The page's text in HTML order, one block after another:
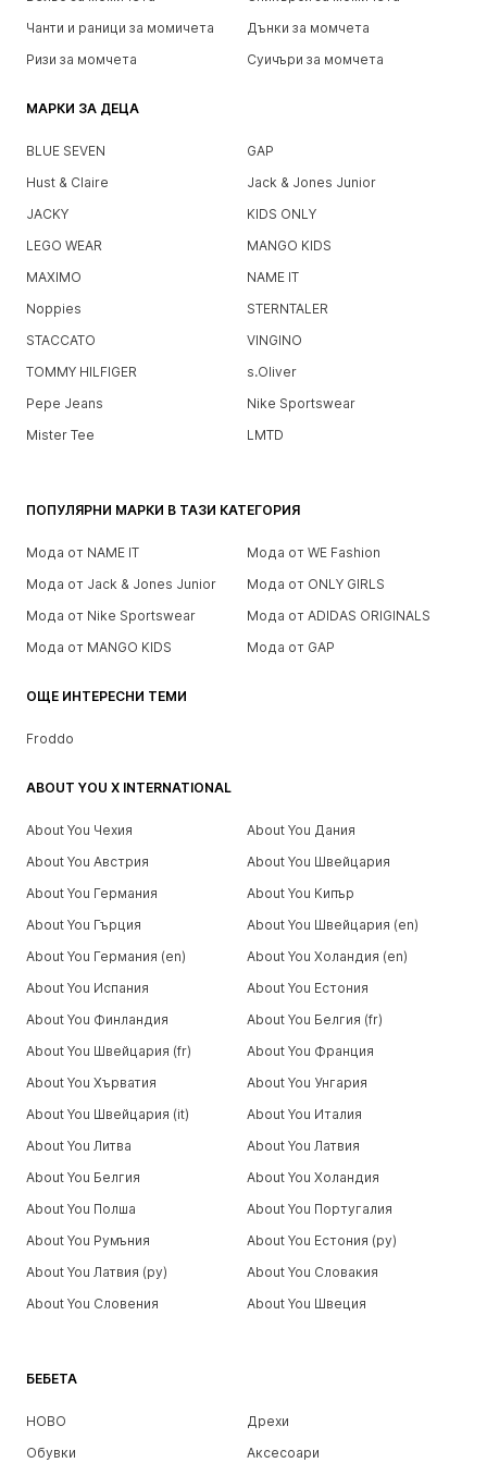
Чанти и раници за момичета
Дънки за момчета
Ризи за момчета
Суичъри за момчета
МАРКИ ЗА ДЕЦА
BLUE SEVEN
GAP
Hust & Claire
Jack & Jones Junior
JACKY
KIDS ONLY
LEGO WEAR
MANGO KIDS
MAXIMO
NAME IT
Noppies
STERNTALER
STACCATO
VINGINO
TOMMY HILFIGER
s.Oliver
Pepe Jeans
Nike Sportswear
Mister Tee
LMTD
БЕБЕТА
НОВО
Дрехи
Обувки
Аксесоари
ПОПУЛЯРНИ МАРКИ В ТАЗИ КАТЕГОРИЯ
Мода от NAME IT
Мода от WE Fashion
Мода от Jack & Jones Junior
Мода от ONLY GIRLS
Мода от Nike Sportswear
Мода от ADIDAS ORIGINALS
Мода от MANGO KIDS
Мода от GAP
ОЩЕ ИНТЕРЕСНИ ТЕМИ
Froddo
ABOUT YOU X INTERNATIONAL
About You Чехия
About You Дания
About You Австрия
About You Швейцария
About You Германия
About You Кипър
About You Гърция
About You Швейцария (en)
About You Германия (en)
About You Холандия (en)
About You Испания
About You Естония
About You Финландия
About You Белгия (fr)
About You Швейцария (fr)
About You Франция
About You Хърватия
About You Унгария
About You Швейцария (it)
About You Италия
About You Литва
About You Латвия
About You Белгия
About You Холандия
About You Полша
About You Португалия
About You Румъния
About You Естония (ру)
About You Латвия (ру)
About You Словакия
About You Словения
About You Швеция